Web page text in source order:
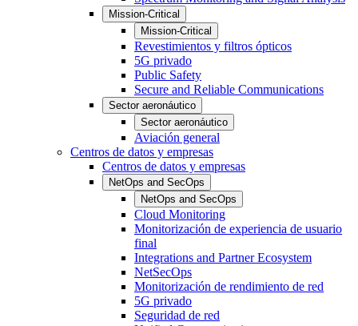
Mission-Critical
Mission-Critical
Revestimientos y filtros ópticos
5G privado
Public Safety
Secure and Reliable Communications
Sector aeronáutico
Sector aeronáutico
Aviación general
Centros de datos y empresas
Centros de datos y empresas
NetOps and SecOps
NetOps and SecOps
Cloud Monitoring
Monitorización de experiencia de usuario
final
Integrations and Partner Ecosystem
NetSecOps
Monitorización de rendimiento de red
5G privado
Seguridad de red